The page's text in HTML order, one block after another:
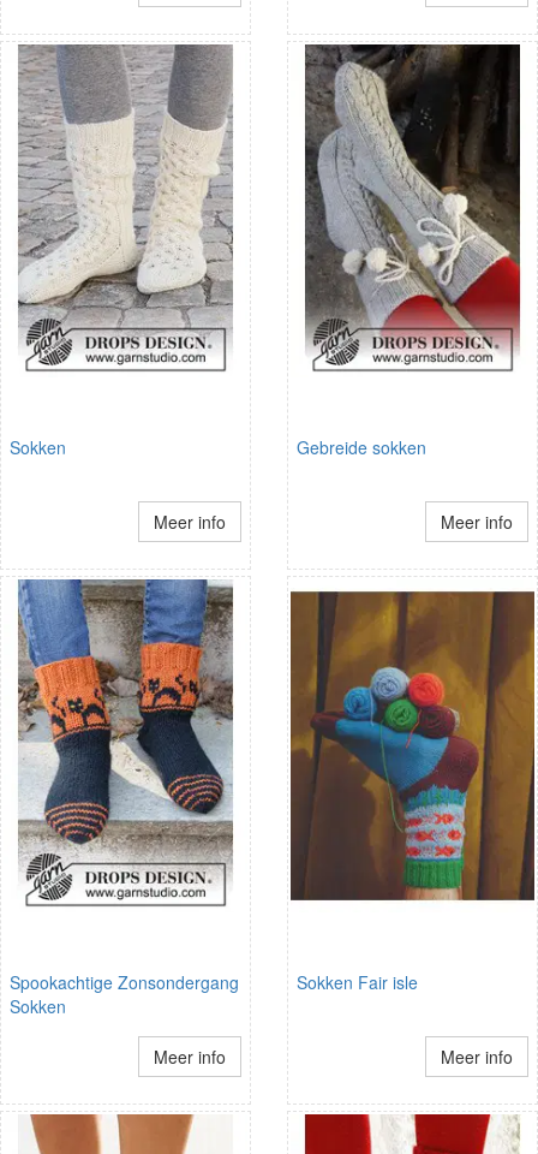
Sokken
Meer info
Gebreide sokken
Meer info
Spookachtige Zonsondergang
Sokken
Meer info
Sokken Fair isle
Meer info